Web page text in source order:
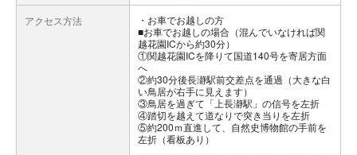
アクセス方法
お車でお越しの方
■お車でお越しの場合（混んでいなければ関
越花園ICから約30分）
①関越花園ICを降りて国道140号を寄居方面
へ
②約30分後長瀞駅前交差点を通過（大きな白
い鳥居が右手に見えます）
③鳥居を過ぎて「上長瀞駅」の信号を左折
④踏切を越えて道なりで突き当りを左折
⑤約200ｍ直進して、自然史博物館の手前を
左折（看板あり）